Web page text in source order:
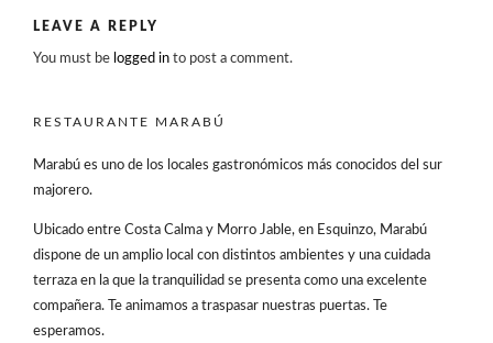
LEAVE A REPLY
You must be logged in to post a comment.
RESTAURANTE MARABÚ
Marabú es uno de los locales gastronómicos más conocidos del sur
majorero.
Ubicado entre Costa Calma y Morro Jable, en Esquinzo, Marabú
dispone de un amplio local con distintos ambientes y una cuidada
terraza en la que la tranquilidad se presenta como una excelente
compañera. Te animamos a traspasar nuestras puertas. Te
esperamos.